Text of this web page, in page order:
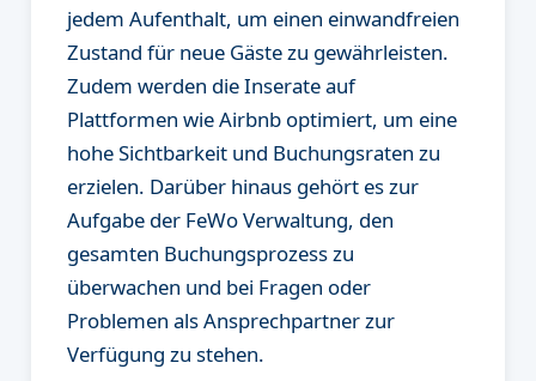
jedem Aufenthalt, um einen einwandfreien
Zustand für neue Gäste zu gewährleisten.
Zudem werden die Inserate auf
Plattformen wie Airbnb optimiert, um eine
hohe Sichtbarkeit und Buchungsraten zu
erzielen. Darüber hinaus gehört es zur
Aufgabe der FeWo Verwaltung, den
gesamten Buchungsprozess zu
überwachen und bei Fragen oder
Problemen als Ansprechpartner zur
Verfügung zu stehen.